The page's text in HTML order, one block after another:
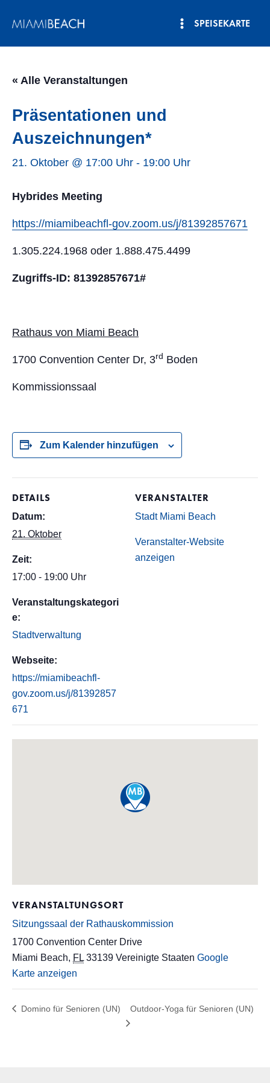
Inhalt
SPEISEKARTE
« Alle Veranstaltungen
Präsentationen und
Auszeichnungen*
21. Oktober @ 17:00 Uhr - 19:00 Uhr
Hybrides Meeting
https://miamibeachfl-gov.zoom.us/j/81392857671
1.305.224.1968 oder 1.888.475.4499
Zugriffs-ID: 81392857671#
Rathaus von Miami Beach
1700 Convention Center Dr, 3rd Boden
Kommissionssaal
Zum Kalender hinzufügen
DETAILS
Datum:
21. Oktober
Zeit:
17:00 - 19:00 Uhr
Veranstaltungskategori
e:
Stadtverwaltung
Webseite:
https://miamibeachfl-
gov.zoom.us/j/81392857
671
VERANSTALTER
Stadt Miami Beach
Veranstalter-Website
anzeigen
VERANSTALTUNGSORT
Sitzungssaal der Rathauskommission
1700 Convention Center Drive
Miami Beach, FL 33139 Vereinigte Staaten Google
Karte anzeigen
Domino für Senioren (UN) Outdoor-Yoga für Senioren (UN)